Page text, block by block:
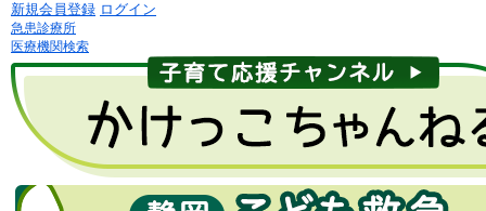
新規会員登録 ログイン
急患診療所
医療機関検索